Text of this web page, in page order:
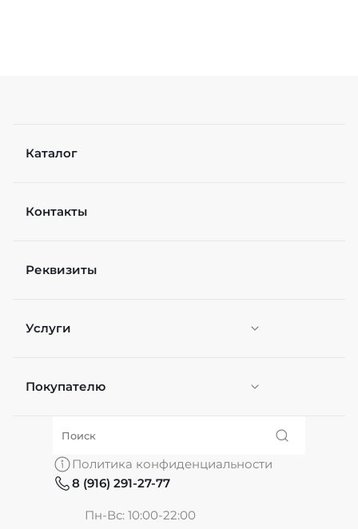
Каталог
Контакты
Реквизиты
Услуги
Персонификация
Покупателю
О нас
Политика конфиденциальности
8 (916) 291-27-77
Пн-Вс: 10:00-22:00